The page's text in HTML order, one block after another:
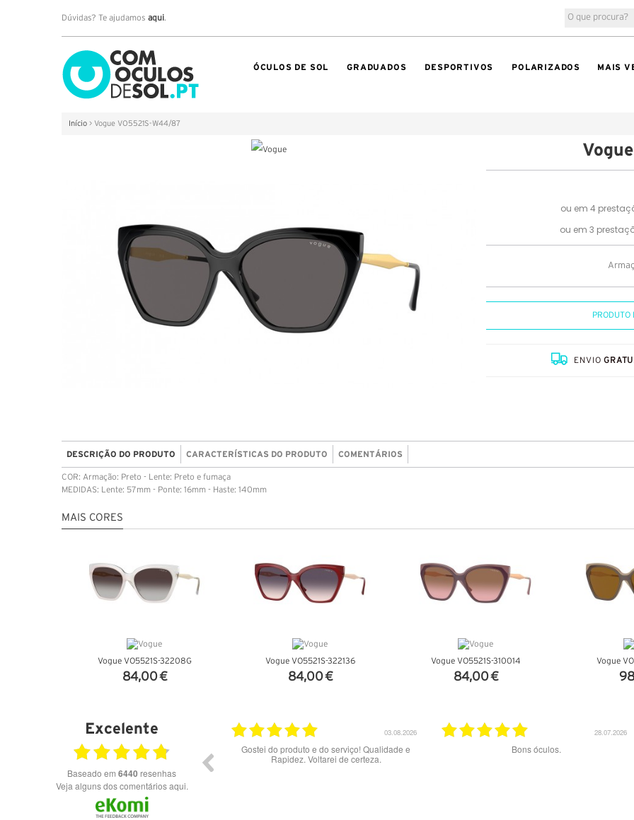
Dúvidas? Te ajudamos aqui.
ÓCULOS DE SOL GRADUADOS DESPORTIVOS POLARIZADOS MAIS
Início > Vogue VO5521S-W44/87
PRODUTO
ENVIO
DESCRIÇÃO DO PRODUTO CARACTERÍSTICAS DO PRODUTO COMENTÁRIOS
COR: Armação: Preto - Lente: Preto e fumaça
MEDIDAS: Lente: 57mm - Ponte: 16mm - Haste: 140mm
MAIS CORES
Vogue VO5521S-32208G
84,00 €
Vogue VO5521S-322136
84,00 €
Vogue VO5521S-310014
84,00 €
Vogue
Excelente
Baseado em 6440 resenhas
Veja alguns dos comentários aqui.
Óculos de excelente qualidade aos melhores
preços
20.07.2026
Excelente serviço.
02.07.2026
Muito bom serviço e produtos. Site claro e ótimos